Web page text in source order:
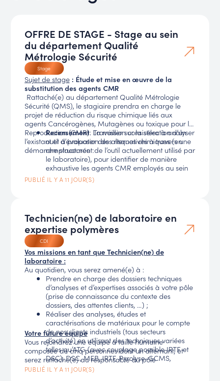
OFFRE DE STAGE - Stage au sein
du département Qualité
Métrologie Sécurité
Stage
Sujet de stage : Étude et mise en œuvre de la
substitution des agents CMR
Rattaché(e) au département Qualité Métrologie
Sécurité (QMS), le stagiaire prendra en charge le
projet de réduction du risque chimique liés aux
agents Cancérogènes, Mutagènes ou toxique pour la
Reproduction (CMR). La mission consistera à analyser
l’existant et à proposer des alternatives à travers une
démarche structurée :
Recensement: Travailler sur la sélection d’un
outil d’évaluation des risques chimiques (en
remplacement de l’outil actuellement utilisé par
le laboratoire), pour identifier de manière
exhaustive les agents CMR employés au sein
du laboratoire à travers l’analyse des
procédures et modes opératoires existants.
Recherche d’alternatives: Mener une
recherche documentaire et veille scientifique
pour identifier des solutions de remplacement
potentielles (agents chimiques moins nocifs ou
procédés alternatifs).
Etude de faisabilité
: Evaluer l’impact
technique des solutions identifiées pour
s’assurer qu’elles maintiennent la performance
et la fiabilité des analyses du laboratoire.
Plan d’action: Planifier les phases de tests en
collaboration avec les équipes techniques du
laboratoire. Participer à la mise à jour de la
documentation impactée par les changements
validés
PUBLIÉ IL Y A 11 JOUR(S)
Technicien(ne) de laboratoire en
expertise polymères
CDI
Vos missions en tant que Technicien(ne) de
laboratoire :
Au quotidien, vous serez amené(e) à :
Prendre en charge des dossiers techniques
d’analyses et d’expertises associés à votre pôle
(prise de connaissance du contexte des
dossiers, des attentes clients, …) ;
Réaliser des analyses, études et
caractérisations de matériaux pour le compte
de nos clients industriels (tous secteurs
d’activité) en utilisant des techniques variées
telles qu’ATG (avec couplage possible IRTF et
DSC), DSC, MEB, IRTF, Pyrolyse-GCMS,
SEC/GPC, GC/MS, MFI, DMA, dureté Shore …
Retraiter les données issues des analyses
Votre future équipe
Vous rejoindrez une équipe à taille humaine
composée de cinq personnes dont un alternant, et
serez rattaché(e) au responsable du pôle
PUBLIÉ IL Y A 11 JOUR(S)